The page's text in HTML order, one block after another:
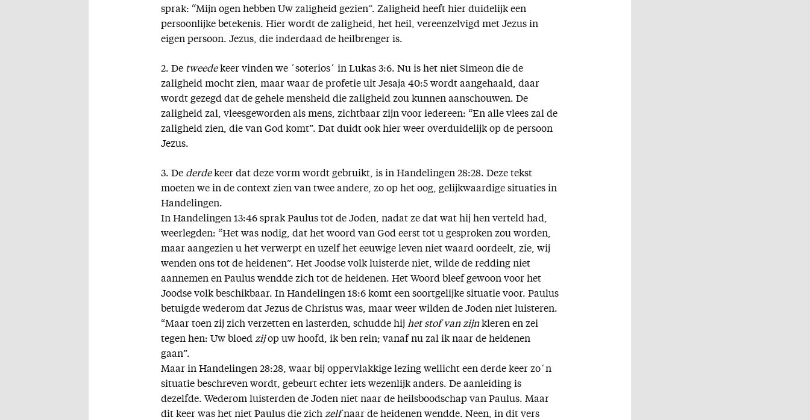
sprak: “Mijn ogen hebben Uw zaligheid gezien”. Zaligheid heeft hier duidelijk een
persoonlijke betekenis. Hier wordt de zaligheid, het heil, vereenzelvigd met Jezus in
eigen persoon. Jezus, die inderdaad de heilbrenger is.
2. De tweedekeer vinden we ´soterios´ in Lukas 3:6. Nu is het niet Simeon die de
zaligheid mocht zien, maar waar de profetie uit Jesaja 40:5 wordt aangehaald, daar
wordt gezegd dat de gehele mensheid die zaligheid zou kunnen aanschouwen. De
zaligheid zal, vleesgeworden als mens, zichtbaar zijn voor iedereen: “En alle vlees zal de
zaligheid zien, die van God komt”. Dat duidt ook hier weer overduidelijk op de persoon
Jezus.
3. De derdekeer dat deze vorm wordt gebruikt, is in Handelingen 28:28. Deze tekst
moeten we in de context zien van twee andere, zo op het oog, gelijkwaardige situaties in
Handelingen.
In Handelingen 13:46 sprak Paulus tot de Joden, nadat ze dat wat hij hen verteld had,
weerlegden: “Het was nodig, dat het woord van God eerst tot u gesproken zou worden,
maar aangezien u het verwerpt en uzelf het eeuwige leven niet waard oordeelt, zie, wij
wenden ons tot de heidenen”. Het Joodse volk luisterde niet, wilde de redding niet
aannemen en Paulus wendde zich tot de heidenen. Het Woord bleef gewoon voor het
Joodse volk beschikbaar. In Handelingen 18:6 komt een soortgelijke situatie voor. Paulus
betuigde wederom dat Jezus de Christus was, maar weer wilden de Joden niet luisteren.
“Maar toen zij zich verzetten en lasterden, schudde hij het stof van zijnkleren en zei
tegen hen: Uw bloed zijop uw hoofd, ik ben rein; vanaf nu zal ik naar de heidenen
gaan”.
Maar in Handelingen 28:28, waar bij oppervlakkige lezing wellicht een derde keer zo´n
situatie beschreven wordt, gebeurt echter iets wezenlijk anders. De aanleiding is
dezelfde. Wederom luisterden de Joden niet naar de heilsboodschap van Paulus. Maar
dit keer was het niet Paulus die zich zelfnaar de heidenen wendde. Neen, in dit vers